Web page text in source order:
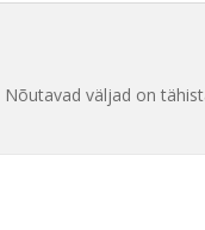
Nõutavad väljad on